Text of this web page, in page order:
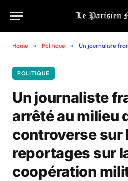
Home » Politique » Un journaliste français arrêté au
POLITIQUE
Un journaliste
arrêté au milieu
controverse sur
reportages sur
coopération